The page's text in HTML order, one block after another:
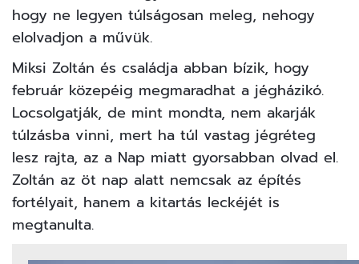
hogy ne legyen túlságosan meleg, nehogy
elolvadjon a művük.
Miksi Zoltán és családja abban bízik, hogy
február közepéig megmaradhat a jégházikó.
Locsolgatják, de mint mondta, nem akarják
túlzásba vinni, mert ha túl vastag jégréteg
lesz rajta, az a Nap miatt gyorsabban olvad el.
Zoltán az öt nap alatt nemcsak az építés
fortélyait, hanem a kitartás leckéjét is
megtanulta.